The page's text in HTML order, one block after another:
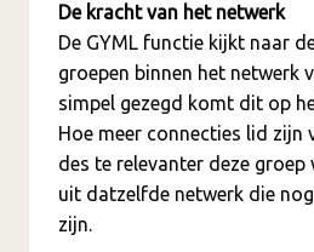
De kracht van het netwerk
De GYML functie kijkt naar
groepen binnen het netwerk
simpel gezegd komt dit op
Hoe meer connecties lid zijn
des te relevanter deze
uit datzelfde netwerk die
zijn.